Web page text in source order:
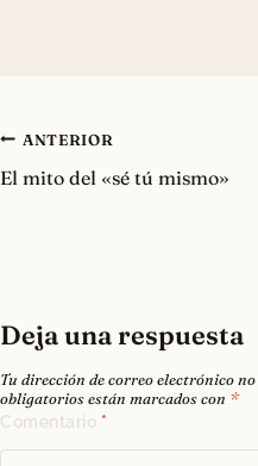
Navegación
de
ANTERIOR
El mito del «sé tú mismo»
Deja una respuesta
Tu dirección de correo electrónico
obligatorios están marcados con *
Comentario *